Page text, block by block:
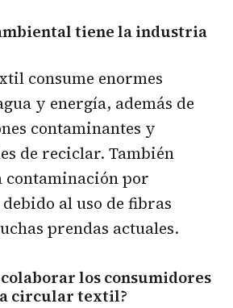
tiene la industria
consume enormes
y energía, además de
contaminantes y
de reciclar. También
contaminación por
al uso de fibras
prendas actuales.
colaborar los consumidores
circular textil?